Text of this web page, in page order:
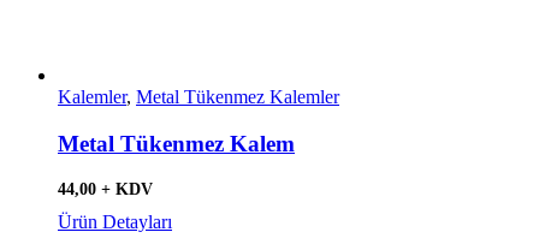
Kalemler, Metal Tükenmez Kalemler
Metal Tükenmez Kalem
44,00 + KDV
Ürün Detayları